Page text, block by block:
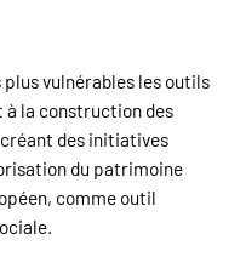
vulnérables les outils
la construction des
des initiatives
du patrimoine
comme outil